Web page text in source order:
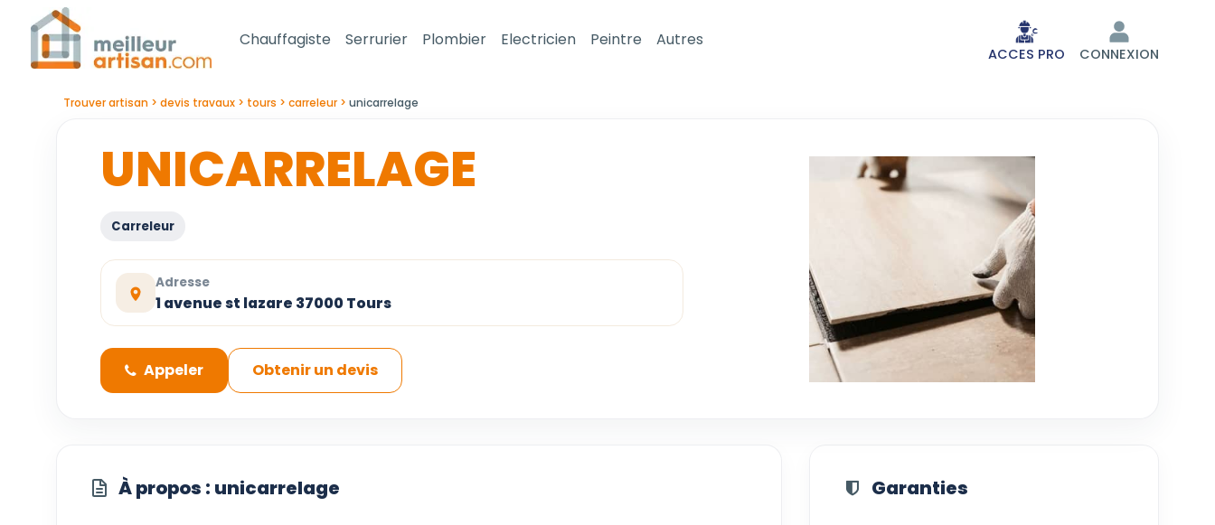
Chauffagiste Serrurier Plombier Electricien Peintre Autres
ACCES PRO CONNEXION
Trouver artisan devis travaux tours carreleur unicarrelage
UNICARRELAGE
Carreleur
Adresse
1 avenue st lazare 37000 Tours
Appeler Obtenir un devis
À propos : unicarrelage Garanties